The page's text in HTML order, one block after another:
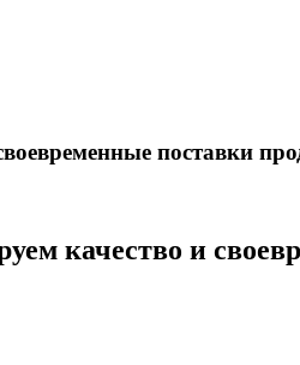
поставки
качество и